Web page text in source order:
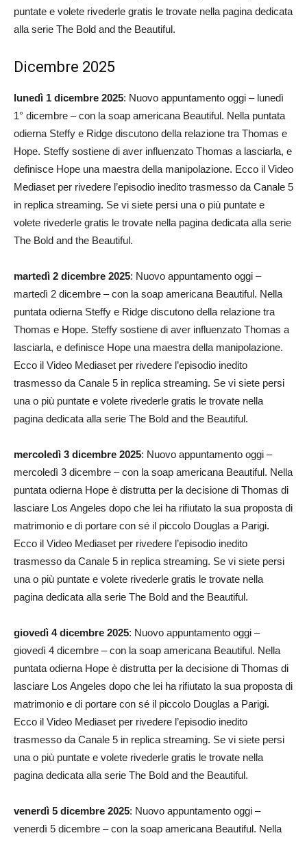
puntate e volete rivederle gratis le trovate nella pagina dedicata
alla serie The Bold and the Beautiful.
Dicembre 2025
lunedì 1 dicembre 2025: Nuovo appuntamento oggi – lunedì
1° dicembre – con la soap americana Beautiful. Nella puntata
odierna Steffy e Ridge discutono della relazione tra Thomas e
Hope. Steffy sostiene di aver influenzato Thomas a lasciarla, e
definisce Hope una maestra della manipolazione. Ecco il Video
Mediaset per rivedere l’episodio inedito trasmesso da Canale 5
in replica streaming. Se vi siete persi una o più puntate e
volete rivederle gratis le trovate nella pagina dedicata alla serie
The Bold and the Beautiful.
martedì 2 dicembre 2025: Nuovo appuntamento oggi –
martedì 2 dicembre – con la soap americana Beautiful. Nella
puntata odierna Steffy e Ridge discutono della relazione tra
Thomas e Hope. Steffy sostiene di aver influenzato Thomas a
lasciarla, e definisce Hope una maestra della manipolazione.
Ecco il Video Mediaset per rivedere l’episodio inedito
trasmesso da Canale 5 in replica streaming. Se vi siete persi
una o più puntate e volete rivederle gratis le trovate nella
pagina dedicata alla serie The Bold and the Beautiful.
mercoledì 3 dicembre 2025: Nuovo appuntamento oggi –
mercoledì 3 dicembre – con la soap americana Beautiful. Nella
puntata odierna Hope è distrutta per la decisione di Thomas di
lasciare Los Angeles dopo che lei ha rifiutato la sua proposta di
matrimonio e di portare con sé il piccolo Douglas a Parigi.
Ecco il Video Mediaset per rivedere l’episodio inedito
trasmesso da Canale 5 in replica streaming. Se vi siete persi
una o più puntate e volete rivederle gratis le trovate nella
pagina dedicata alla serie The Bold and the Beautiful.
giovedì 4 dicembre 2025: Nuovo appuntamento oggi –
giovedì 4 dicembre – con la soap americana Beautiful. Nella
puntata odierna Hope è distrutta per la decisione di Thomas di
lasciare Los Angeles dopo che lei ha rifiutato la sua proposta di
matrimonio e di portare con sé il piccolo Douglas a Parigi.
Ecco il Video Mediaset per rivedere l’episodio inedito
trasmesso da Canale 5 in replica streaming. Se vi siete persi
una o più puntate e volete rivederle gratis le trovate nella
pagina dedicata alla serie The Bold and the Beautiful.
venerdì 5 dicembre 2025: Nuovo appuntamento oggi –
venerdì 5 dicembre – con la soap americana Beautiful. Nella